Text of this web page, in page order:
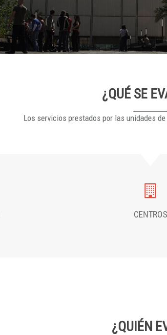
¿QUÉ SE
Los servicios prestados por las unidades
CENTROS
¿QUIÉN